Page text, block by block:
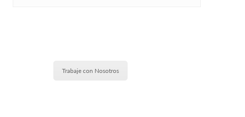
Trabaje con Nosotros